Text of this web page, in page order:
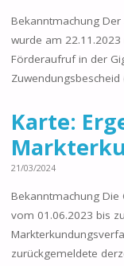
Bekanntmachung
wurde am
Förderaufruf in der
Karte:
21/03/2024
Bekanntmachung
vom 01.06.2023 bis
zurückgemeldete